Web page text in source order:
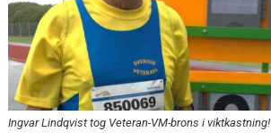
Ingvar Lindqvist tog Veteran-VM-brons i viktkastning!